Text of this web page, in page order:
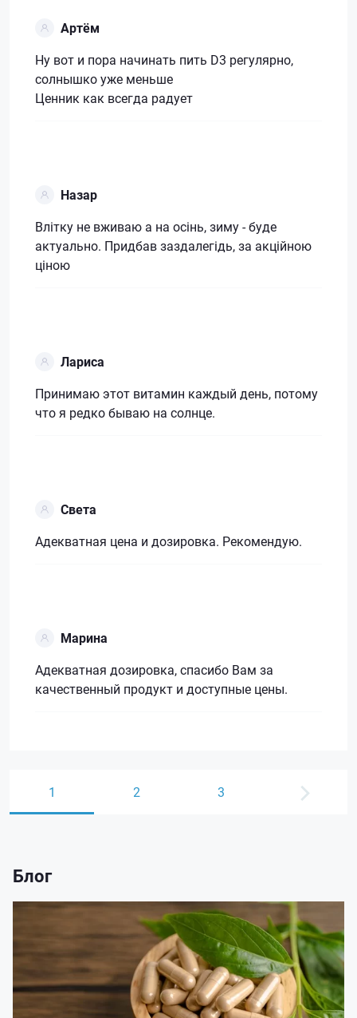
Артём
Ну вот и пора начинать пить D3 регулярно,
солнышко уже меньше
Ценник как всегда радует
Назар
Влітку не вживаю а на осінь, зиму - буде
актуально. Придбав заздалегідь, за акційною
ціною
Лариса
Принимаю этот витамин каждый день, потому
что я редко бываю на солнце.
Света
Адекватная цена и дозировка. Рекомендую.
Марина
Адекватная дозировка, спасибо Вам за
качественный продукт и доступные цены.
1 2 3
Блог